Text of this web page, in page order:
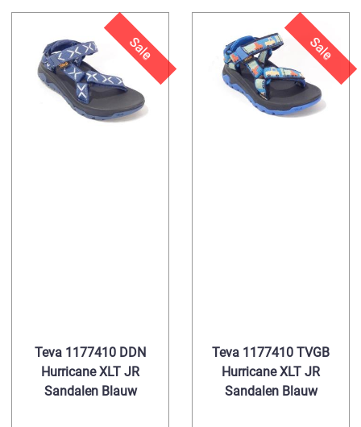
Sale
Teva 1177410 DDN
Hurricane XLT JR
Sandalen Blauw
Sale
Teva 1177410 TVGB
Hurricane XLT JR
Sandalen Blauw